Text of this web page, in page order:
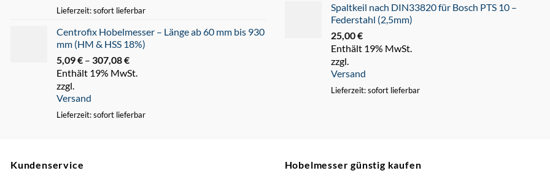
Lieferzeit: sofort lieferbar
Centrofix Hobelmesser – Länge ab 60 mm bis 930
mm (HM & HSS 18%)
5,09€ – 307,08€
5,09 €
Enthält 19% MwSt.
zzgl.
Versand
Lieferzeit: sofort lieferbar
Spaltkeil nach DIN33820 für Bosch PTS 10 –
Federstahl (2,5mm)
25,00€
Enthält 19% MwSt.
zzgl.
Versand
Lieferzeit: sofort lieferbar
Kundenservice Hobelmesser günstig kaufen